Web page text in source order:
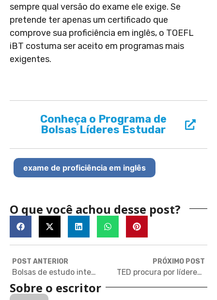
sempre qual versão do exame ele exige. Se
pretende ter apenas um certificado que
comprove sua proficiência em inglês, o TOEFL
iBT costuma ser aceito em programas mais
exigentes.
Conheça o Programa de
Bolsas Líderes Estudar
exame de proficiência em inglês
O que você achou desse post?
POST ANTERIOR
Bolsas de estudo integrais DAAD com auxílio mensal de até R$ 6.390 para a Alemanha em 2022
PRÓXIMO POST
TED procura por líderes de todo o mundo para programa de fellowship
Sobre o escritor